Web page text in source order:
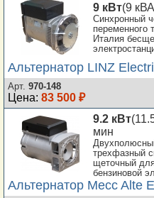
9 кВт(9
Синхронный
переменного
Италия
Альтернатор LINZ
Арт. 970-148
Цена: 83 500 ₽
9.2 кВт
мин
трехфазный
щеточный
бензиновой
Альтернатор Mecc Alte